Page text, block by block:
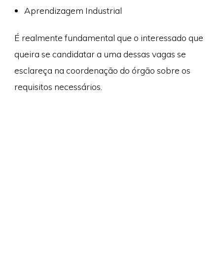
Aprendizagem Industrial
É realmente fundamental que o interessado que
queira se candidatar a uma dessas vagas se
esclareça na coordenação do órgão sobre os
requisitos necessários.